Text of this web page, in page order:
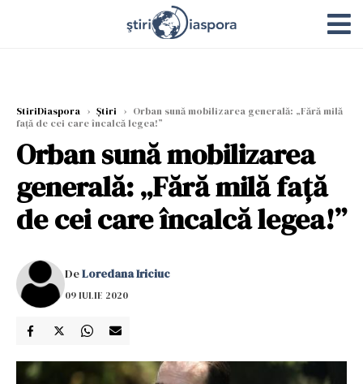
StiriDiaspora › Știri › Orban sună mobilizarea generală: „Fără milă
față de cei care încalcă legea!”
Orban sună mobilizarea
generală: „Fără milă față
de cei care încalcă legea!”
DeLoredana Iriciuc
09 IULIE 2020